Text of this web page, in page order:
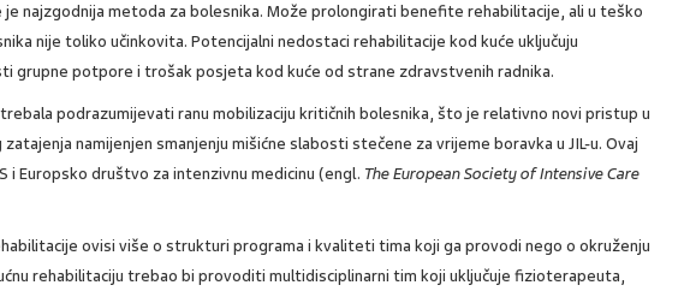
je najzgodnija metoda za bolesnika. Može prolongirati benefite rehabilitacije, ali u teško
nije toliko učinkovita. Potencijalni nedostaci rehabilitacije kod kuće uključuju
grupne potpore i trošak posjeta kod kuće od strane zdravstvenih radnika.
trebala podrazumijevati ranu mobilizaciju kritičnih bolesnika, što je relativno novi pristup u
namijenjen smanjenju mišićne slabosti stečene za vrijeme boravka u JIL-u. Ovaj
i Europsko društvo za intenzivnu medicinu (engl. The European Society of Intensive Care
ovisi više o strukturi programa i kvaliteti tima koji ga provodi nego o okruženju
rehabilitaciju trebao bi provoditi multidisciplinarni tim koji uključuje fizioterapeuta,